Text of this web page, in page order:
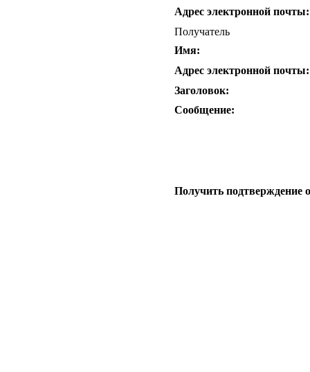
Адрес электронной почты:
Получатель
Имя:
Адрес электронной почты:
Заголовок:
Сообщение:
Получить подтверждение